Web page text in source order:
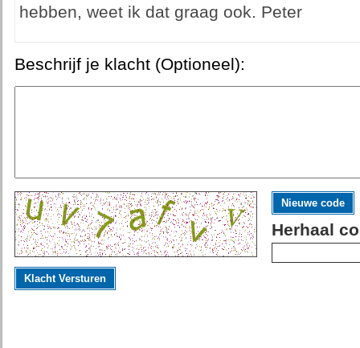
hebben, weet ik dat graag ook. Peter
Beschrijf je klacht (Optioneel):
Nieuwe code
Herhaal
Klacht Versturen